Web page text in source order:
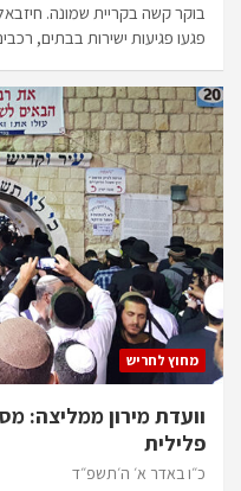
פגעו פגיעות ישירות בבתים,
מחוץ לחריש
וועדת מירון ממליצה:
פלילית
כ״ו באדר א׳ ה׳תשפ״ד